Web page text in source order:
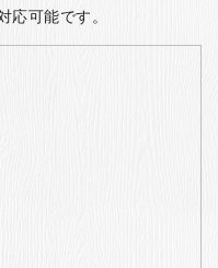
応可能です。